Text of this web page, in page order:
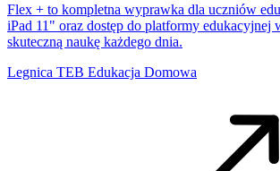
Flex + to kompletna wyprawka dla uczniów
iPad 11" oraz dostęp do platformy edukacyjnej
skuteczną naukę każdego dnia.
Legnica TEB Edukacja Domowa